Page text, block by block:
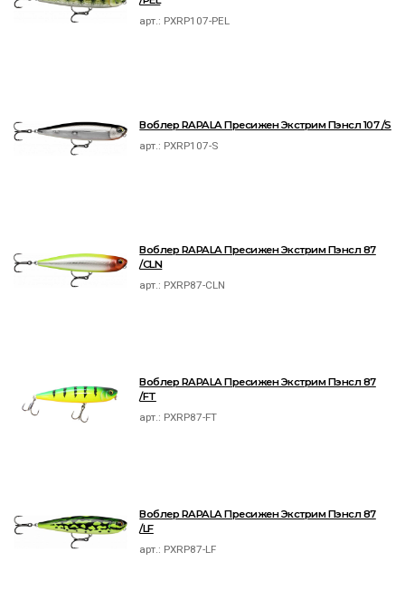
арт.: PXRP107-PEL
Воблер RAPALA Пресижен Экстрим Пэнсл 107 /S
арт.: PXRP107-S
Воблер RAPALA Пресижен Экстрим Пэнсл 87
/CLN
арт.: PXRP87-CLN
Воблер RAPALA Пресижен Экстрим Пэнсл 87
/FT
арт.: PXRP87-FT
Воблер RAPALA Пресижен Экстрим Пэнсл 87
/LF
арт.: PXRP87-LF